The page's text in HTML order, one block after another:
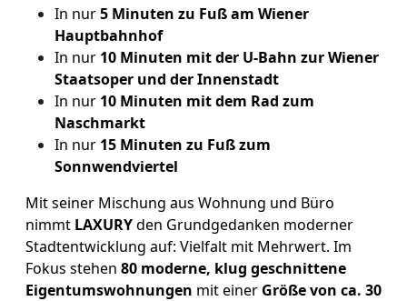
In nur5 Minuten zu Fuß am Wiener
Hauptbahnhof
In nur 10 Minuten mit der U-Bahn zur Wiener
Staatsoper und der Innenstadt
In nur 10 Minuten mit dem Rad zum
Naschmarkt
In nur 15 Minuten zu Fuß zum
Sonnwendviertel
Mit seiner Mischung aus Wohnung und Büro
nimmt LAXURYden Grundgedanken moderner
Stadtentwicklung auf: Vielfalt mit Mehrwert. Im
Fokus stehen 80 moderne, klug geschnittene
Eigentumswohnungen mit einer Größe von ca. 30